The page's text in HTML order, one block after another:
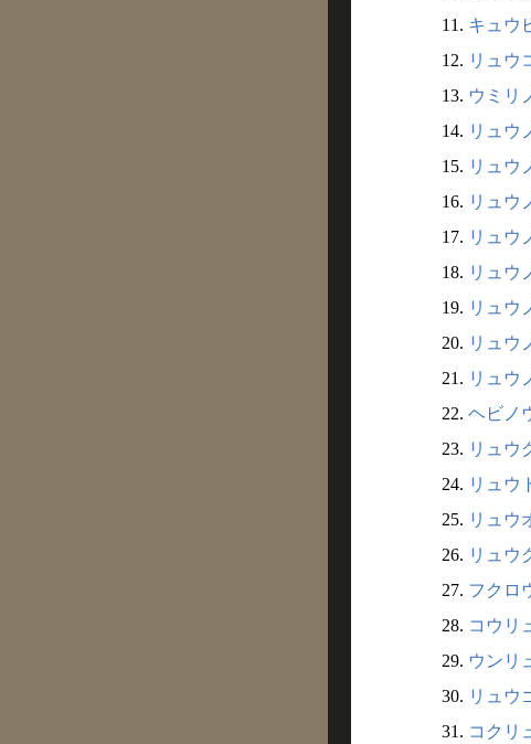
11. キュウ
12. リュウ
13. ウミリ
14. リュウ
15. リュウ
16. リュウ
17. リュウ
18. リュウ
19. リュウ
20. リュウ
21. リュウ
22. ヘビノ
23. リュウ
24. リュウ
25. リュウ
26. リュウ
27. フクロ
28. コウリ
29. ウンリ
30. リュウ
31. コクリ